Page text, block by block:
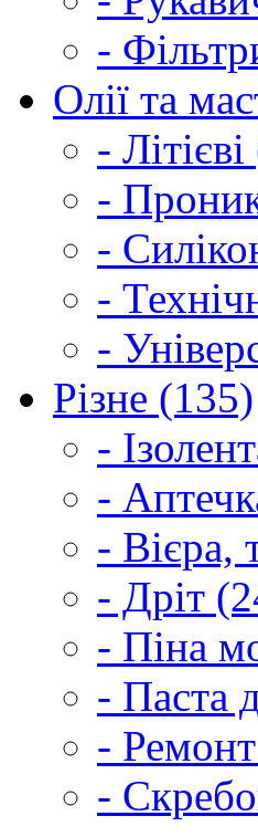
-
Олії та
-
-
-
-
-
Різне (135)
-
-
- Вієра,
- Дріт
- Піна
- Паста
-
-